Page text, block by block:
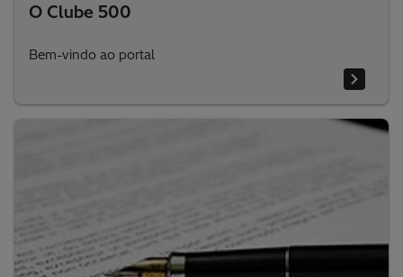
O Clube 500
Bem-vindo ao portal